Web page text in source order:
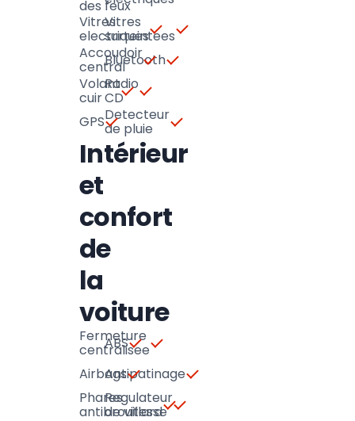
des feux
Vitres
electriques
Vitres
surteintees
Accoudoir
centralBluetooth
Volant
cuir
Radio
CD
GPSDetecteur
de pluie
Intérieur
et
confort
de
la
voiture
Fermeture
centralisee
ABS
AirbagsAntipatinage
Phares
antibrouillard
Regulateur
de vitesse